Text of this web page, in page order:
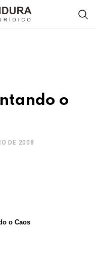
o
DE 2008
o Caos